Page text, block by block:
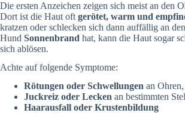
Die ersten Anzeichen zeigen sich meist an den
Dort ist die Haut oft gerötet, warm und
kratzen oder schlecken sich dann auffällig an
Hund Sonnenbrand hat, kann die Haut sogar
sich ablösen.
Achte auf folgende Symptome:
Rötungen oder Schwellungen an
Juckreiz oder Lecken an bestimmten
Haarausfall oder Krustenbildung